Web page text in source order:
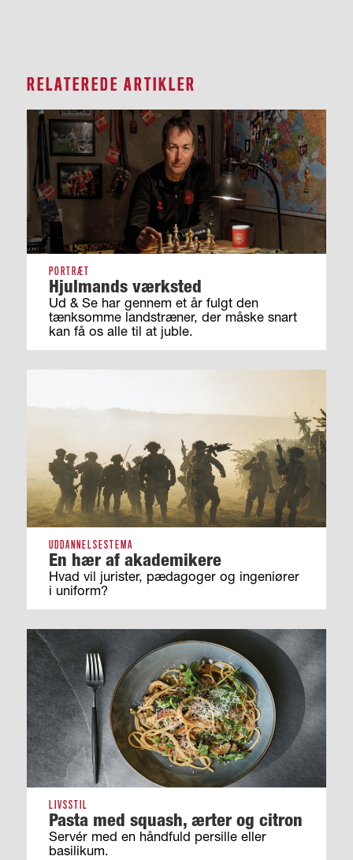
RELATEREDE ARTIKLER
PORTRÆT
Hjulmands værksted
Ud & Se har gennem et år fulgt den
tænksomme landstræner, der måske snart
kan få os alle til at juble.
UDDANNELSESTEMA
En hær af akademikere
Hvad vil jurister, pædagoger og ingeniører
i uniform?
LIVSSTIL
Pasta med squash, ærter og citron
Servér med en håndfuld persille eller
basilikum.